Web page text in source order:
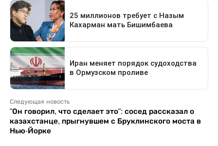
Следующая новость
"Он говорил, что сделает это": сосед рассказал о
казахстанце, прыгнувшем с Бруклинского моста в
Нью-Йорке